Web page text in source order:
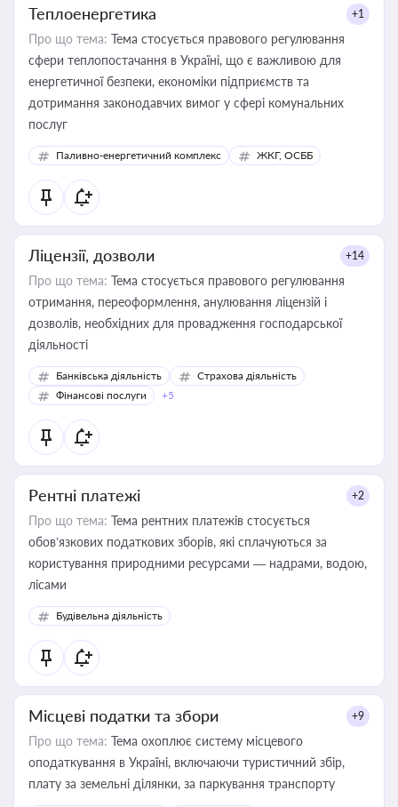
Теплоенергетика +1
Про що тема: Тема стосується правового регулювання
сфери теплопостачання в Україні, що є важливою для
енергетичної безпеки, економіки підприємств та
дотримання законодавчих вимог у сфері комунальних
послуг
Паливно-енергетичний комплекс ЖКГ, ОСББ
Ліцензії, дозволи +14
Про що тема: Тема стосується правового регулювання
отримання, переоформлення, анулювання ліцензій і
дозволів, необхідних для провадження господарської
діяльності
Банківська діяльність
Страхова діяльність
Фінансові послуги
+5
Рентні платежі +2
Про що тема: Тема рентних платежів стосується
обов’язкових податкових зборів, які сплачуються за
користування природними ресурсами — надрами, водою,
лісами
Будівельна діяльність
Місцеві податки та збори +9
Про що тема: Тема охоплює систему місцевого
оподаткування в Україні, включаючи туристичний збір,
плату за земельні ділянки, за паркування транспорту